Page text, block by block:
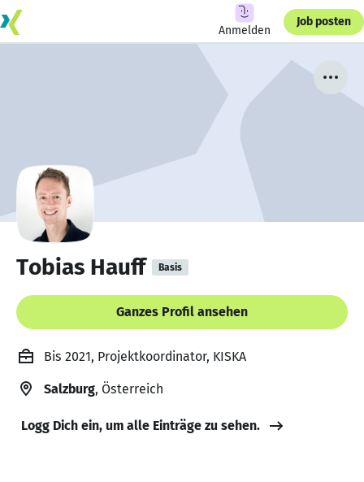
Anmelden
Job posten
Tobias Hauff Basis
Ganzes Profil ansehen
Bis 2021, Projektkoordinator, KISKA
Salzburg, Österreich
Logg Dich ein, um alle Einträge zu sehen.